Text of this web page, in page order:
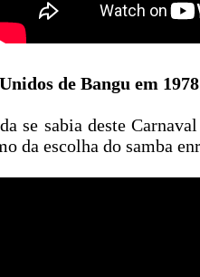
de Bangu em 1978
se sabia deste
da escolha do samba